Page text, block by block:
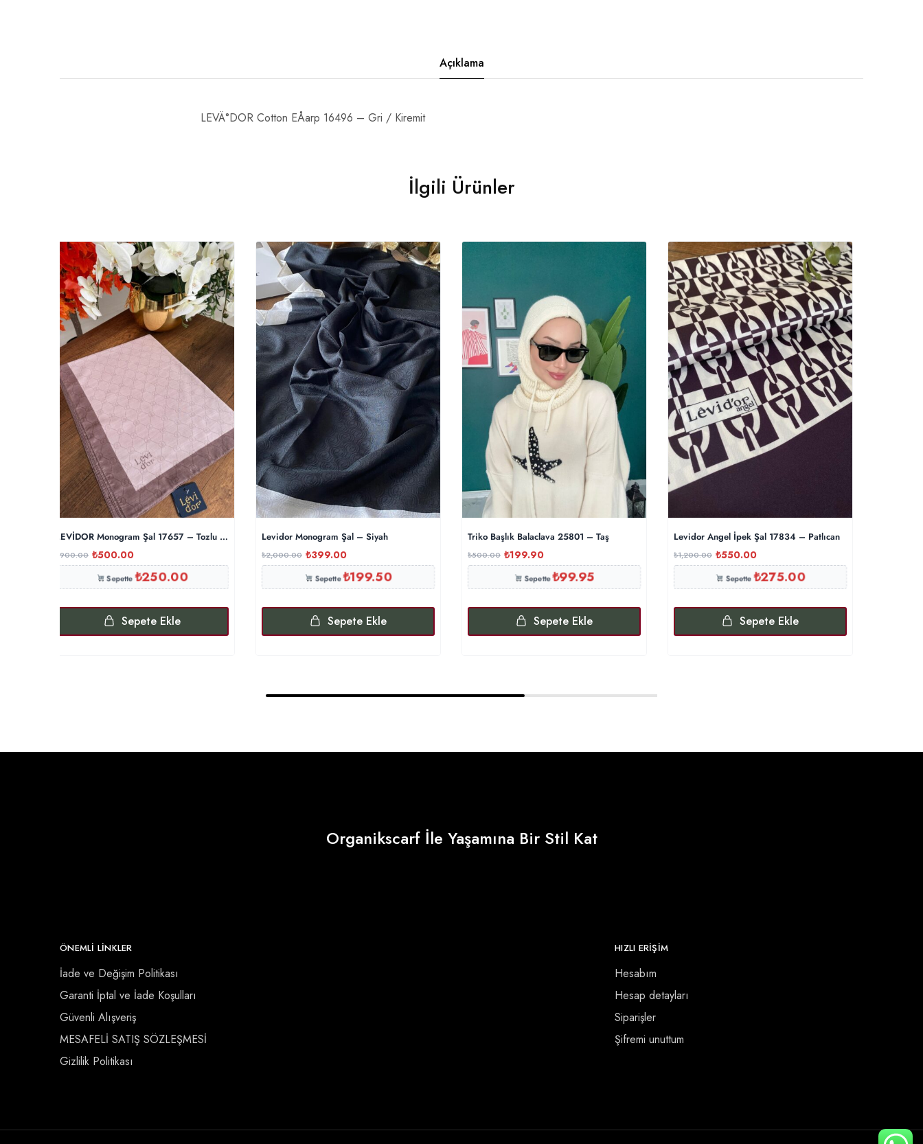
Açıklama
LEVÄ°DOR Cotton EÅarp 16496 – Gri / Kiremit
İlgili Ürünler
LEVİDOR Monogram Şal 17657 – Tozlu Eflatun
900.00 ₺500.00
Sepette₺250.00
Sepete Ekle
Levidor Monogram Şal – Siyah
₺2,000.00 ₺399.00
Sepette₺199.50
Sepete Ekle
Triko Başlık Balaclava 25801 – Taş
₺500.00 ₺199.90
Sepette₺99.95
Sepete Ekle
Levidor Angel İpek Şal 17834 – Patlıcan
₺1,200.00 ₺550.00
Sepette₺275.00
Sepete Ekle
Organikscarf İle Yaşamına Bir Stil Kat
ÖNEMLI LINKLER
İade ve Değişim Politikası
Garanti İptal ve İade Koşulları
Güvenli Alışveriş
MESAFELİ SATIŞ SÖZLEŞMESİ
Gizlilik Politikası
HIZLI ERİŞİM
Hesabım
Hesap detayları
Siparişler
Şifremi unuttum